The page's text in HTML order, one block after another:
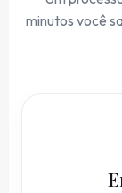
minutos você